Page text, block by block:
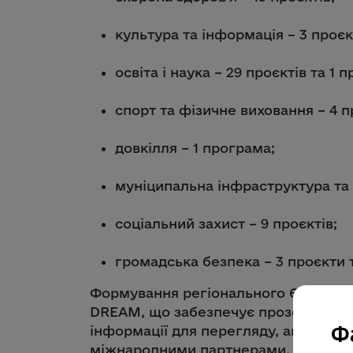
культура та інформація – 3
освіта і наука – 29 проєктів та 1
спорт та фізичне виховання – 4
довкілля – 1 програма;
муніципальна інфраструктура
соціальний захист – 9 проєктів;
громадська безпека – 3 проєкти
Формування регіонального ЄПП
DREAM, що забезпечує прозорість та
інформації для перегляду, аналізу
міжнародними партнерами,